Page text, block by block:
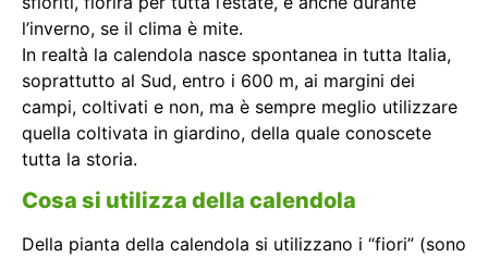
l’inverno, se il clima è mite.
In realtà la calendola nasce spontanea in tutta Italia,
soprattutto al Sud, entro i 600 m, ai margini dei
campi, coltivati e non, ma è sempre meglio utilizzare
quella coltivata in giardino, della quale conoscete
tutta la storia.
Cosa si utilizza della calendola
Della pianta della calendola si utilizzano i “fiori” (sono